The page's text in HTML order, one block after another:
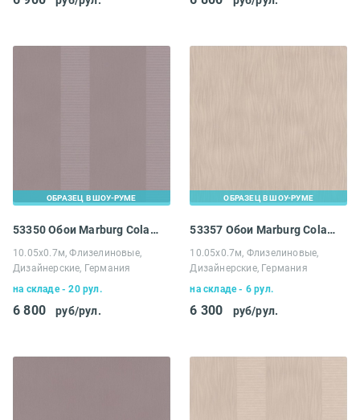
ОБРАЗЕЦ В ШОУ-РУМЕ
53350 Обои Marburg Colani Visions
10.05х0.7м, Флизелиновые,
Дизайнерские, Германия
на складе - 20 рул.
6 800 руб/рул.
ОБРАЗЕЦ В ШОУ-РУМЕ
53357 Обои Marburg Colani Visions
10.05х0.7м, Флизелиновые,
Дизайнерские, Германия
на складе - 6 рул.
6 300 руб/рул.